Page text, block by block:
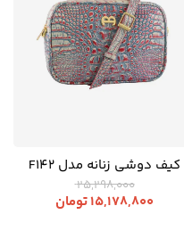
کیف دوشی زنانه مدل F142
25,298,000
15,178,800تومان